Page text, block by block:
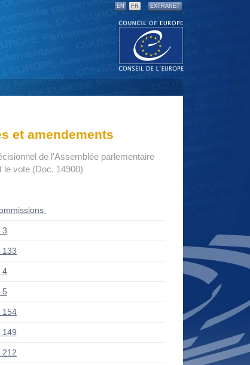
EN FR EXTRANET
et amendements
de l'Assemblée parlementaire
le vote (Doc. 14900)
3
133
4
5
154
149
212